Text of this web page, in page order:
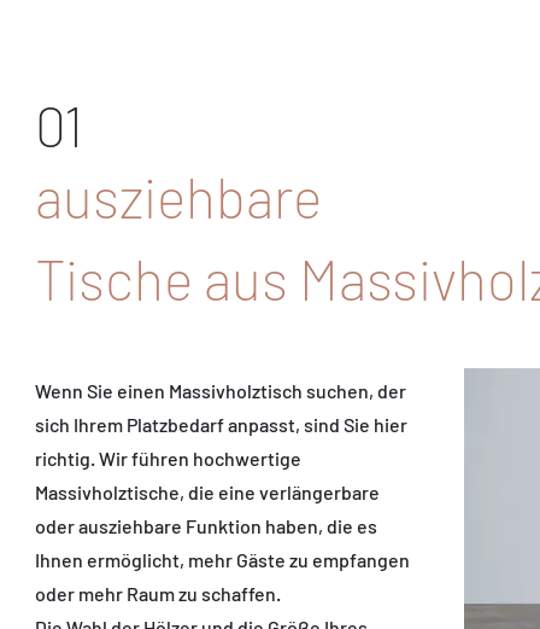
01
ausziehbare
Tische aus
Wenn Sie einen Massivholztisch suchen, der
sich Ihrem Platzbedarf anpasst, sind Sie hier
richtig. Wir führen hochwertige
Massivholztische, die eine verlängerbare
oder ausziehbare Funktion haben, die es
Ihnen ermöglicht, mehr Gäste zu empfangen
oder mehr Raum zu schaffen.